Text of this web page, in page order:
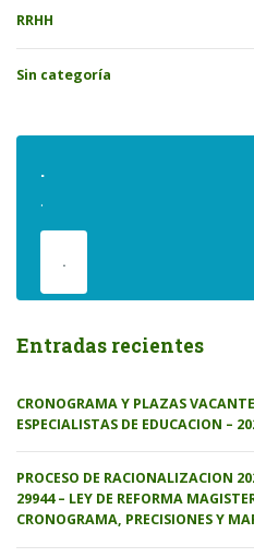
RRHH
Sin categoría
.
.
.
Entradas recientes
CRONOGRAMA Y PLAZAS
ESPECIALISTAS DE EDUCACION –
PROCESO DE RACIONALIZACION
29944 – LEY DE REFORMA
CRONOGRAMA, PRECISIONES Y